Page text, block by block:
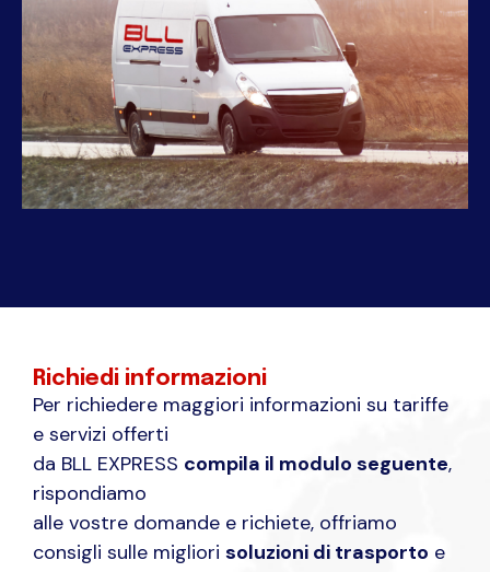
Richiedi informazioni
Per richiedere maggiori informazioni su tariffe
e servizi offerti
da BLL EXPRESS compila il modulo seguente,
rispondiamo
alle vostre domande e richiete, offriamo
consigli sulle migliori soluzioni di trasporto e